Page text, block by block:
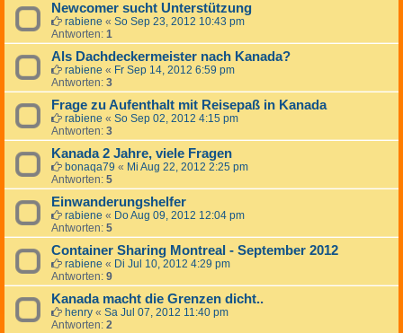
Newcomer sucht Unterstützung
rabiene « So Sep 23, 2012 10:43 pm
Antworten: 1
Als Dachdeckermeister nach Kanada?
rabiene « Fr Sep 14, 2012 6:59 pm
Antworten: 3
Frage zu Aufenthalt mit Reisepaß in Kanada
rabiene « So Sep 02, 2012 4:15 pm
Antworten: 3
Kanada 2 Jahre, viele Fragen
bonaqa79 « Mi Aug 22, 2012 2:25 pm
Antworten: 5
Einwanderungshelfer
rabiene « Do Aug 09, 2012 12:04 pm
Antworten: 5
Container Sharing Montreal - September 2012
rabiene « Di Jul 10, 2012 4:29 pm
Antworten: 9
Kanada macht die Grenzen dicht..
henry « Sa Jul 07, 2012 11:40 pm
Antworten: 2